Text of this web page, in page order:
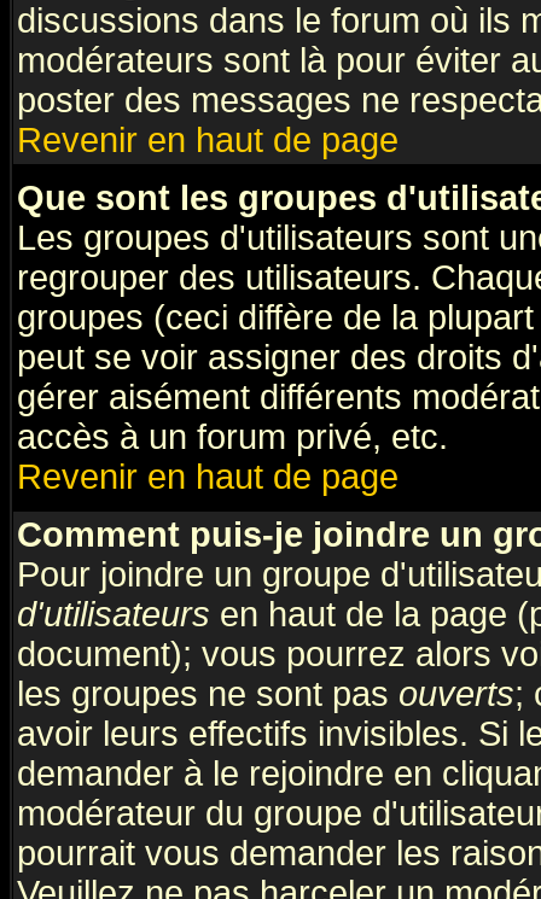
discussions dans le forum où ils
modérateurs sont là pour éviter
poster des messages ne
Revenir en haut de page
Que sont les groupes
Les groupes d'utilisateurs sont
regrouper des utilisateurs.
groupes (ceci diffère de la
peut se voir assigner des droits
gérer aisément différents
accès à un forum privé, etc.
Revenir en haut de page
Comment puis-je joindre un
Pour joindre un groupe
d'utilisateurs en haut de la page
document); vous pourrez alors
les groupes ne sont pas ouverts;
avoir leurs effectifs invisibles. Si
demander à le rejoindre en
modérateur du groupe
pourrait vous demander les